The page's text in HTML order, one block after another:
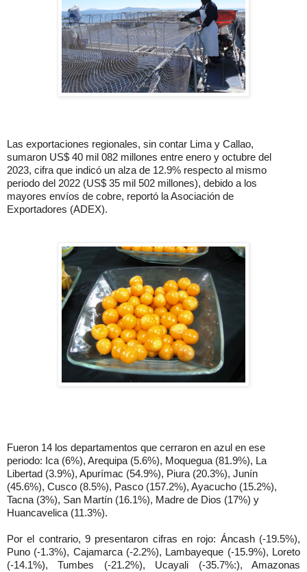
Las exportaciones regionales, sin contar Lima y Callao,
sumaron US$ 40 mil 082 millones entre enero y octubre del
2023, cifra que indicó un alza de 12.9% respecto al mismo
periodo del 2022 (US$ 35 mil 502 millones), debido a los
mayores envíos de cobre, reportó la Asociación de
Exportadores (ADEX).
Fueron 14 los departamentos que cerraron en azul en ese
periodo: Ica (6%), Arequipa (5.6%), Moquegua (81.9%), La
Libertad (3.9%), Apurímac (54.9%), Piura (20.3%), Junín
(45.6%), Cusco (8.5%), Pasco (157.2%), Ayacucho (15.2%),
Tacna (3%), San Martín (16.1%), Madre de Dios (17%) y
Huancavelica (11.3%).
Por el contrario, 9 presentaron cifras en rojo: Áncash (-19.5%),
Puno (-1.3%), Cajamarca (-2.2%), Lambayeque (-15.9%), Loreto
(-14.1%), Tumbes (-21.2%), Ucayali (-35.7%:), Amazonas